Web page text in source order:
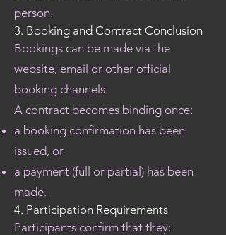
person.
3. Booking and Contract Conclusion
Bookings can be made via the
website, email or other official
booking channels.
A contract becomes binding once:
a booking confirmation has been
issued, or
a payment (full or partial) has been
made.
4. Participation Requirements
Participants confirm that they: